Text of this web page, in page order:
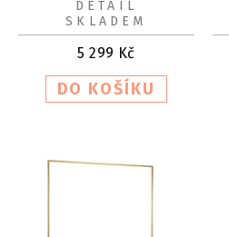
5 299 Kč
DETAIL
SKLADEM